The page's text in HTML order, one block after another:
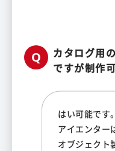
カタログ用
ですが制作
はい可能です。
アイエンター
オブジェクト